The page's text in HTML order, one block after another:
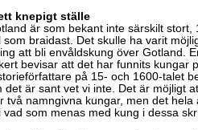
knepigt ställe
är som bekant inte särskilt stort,
som braidast. Det skulle ha varit
att bli envåldskung över Gotland.
bevisar att det har funnits kungar
på 15- och 1600-talet
det är sant vet vi inte. Det är möjligt
två namngivna kungar, men det hela
vad som menas med kung i dessa